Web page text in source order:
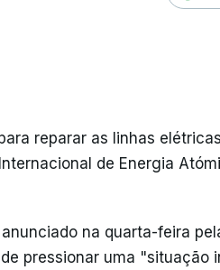
reparar as linhas
de Energia
na quarta-feira
pressionar uma "situação